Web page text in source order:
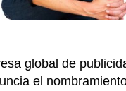
global de
el